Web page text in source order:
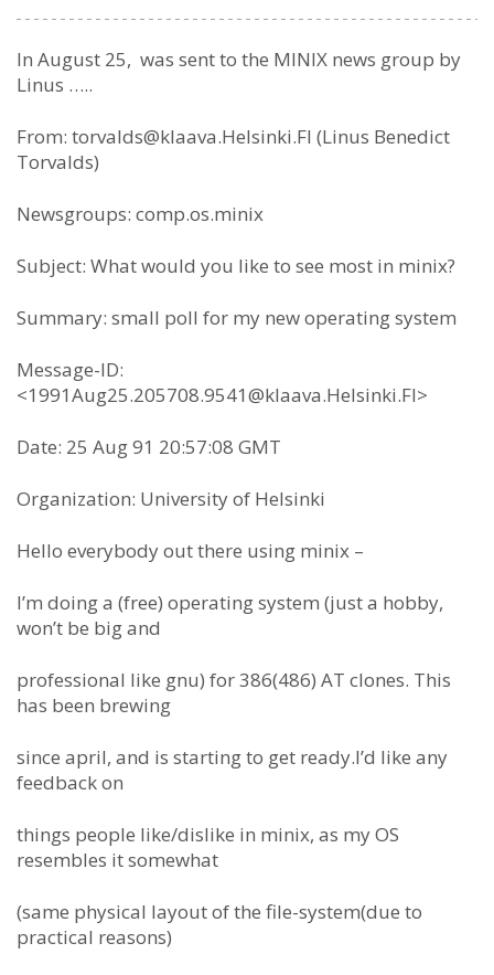
In August 25, was sent to the MINIX news group by
Linus …..
From: torvalds@klaava.Helsinki.FI (Linus Benedict
Torvalds)
Newsgroups: comp.os.minix
Subject: What would you like to see most in minix?
Summary: small poll for my new operating system
Message-ID:
<1991Aug25.205708.9541@klaava.Helsinki.FI>
Date: 25 Aug 91 20:57:08 GMT
Organization: University of Helsinki
Hello everybody out there using minix –
I’m doing a (free) operating system (just a hobby,
won’t be big and
professional like gnu) for 386(486) AT clones. This
has been brewing
since april, and is starting to get ready.I’d like any
feedback on
things people like/dislike in minix, as my OS
resembles it somewhat
(same physical layout of the file-system(due to
practical reasons)